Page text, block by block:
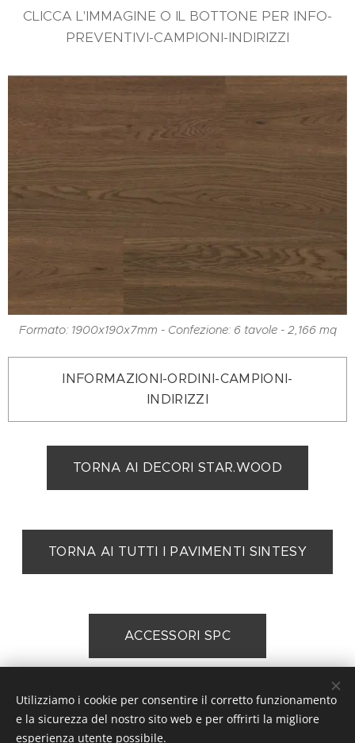
CLICCA L'IMMAGINE O IL BOTTONE PER INFO-
PREVENTIVI-CAMPIONI-INDIRIZZI
Formato: 1900x190x7mm - Confezione: 6 tavole - 2,166 mq
INFORMAZIONI-ORDINI-CAMPIONI-
INDIRIZZI
TORNA AI DECORI STAR.WOOD
TORNA AI TUTTI I PAVIMENTI SINTESY
ACCESSORI SPC
Ciogli Soluzioni, Via Galileo Galilei 21/25, 61122 Pesaro, ITALIA
P.I. 04382910232, cell.360 32 62 94 Rete vendita: Pesaro,
Utilizziamo i cookie per consentire il corretto funzionamento
e la sicurezza del nostro sito web e per offrirti la migliore
esperienza utente possibile.